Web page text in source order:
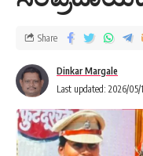
Last updated: 2026/05/
Dinkar Margale
Share